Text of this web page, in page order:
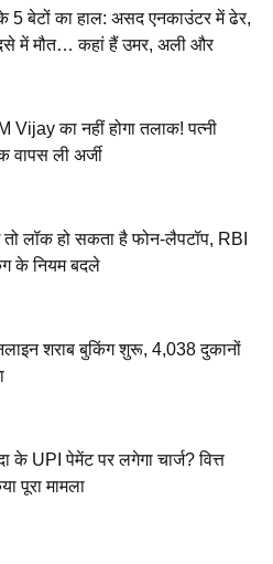
बेटों का हाल: असद एनकाउंटर में ढेर,
में मौत… कहां हैं उमर, अली और
Vijay का नहीं होगा तलाक! पत्नी
वापस ली अर्जी
तो लॉक हो सकता है फोन-लैपटॉप, RBI
के नियम बदले
शराब बुकिंग शुरू, 4,038 दुकानों
के UPI पेमेंट पर लगेगा चार्ज? वित्त
पूरा मामला